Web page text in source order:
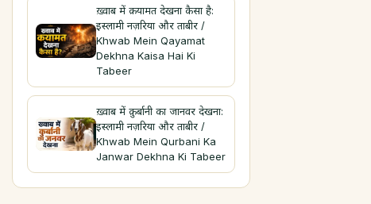
ख़्वाब में क़यामत देखना कैसा है:
इस्लामी नज़रिया और ताबीर /
Khwab Mein Qayamat
Dekhna Kaisa Hai Ki
Tabeer
ख़्वाब में क़ुर्बानी का जानवर देखना:
इस्लामी नज़रिया और ताबीर /
Khwab Mein Qurbani Ka
Janwar Dekhna Ki Tabeer